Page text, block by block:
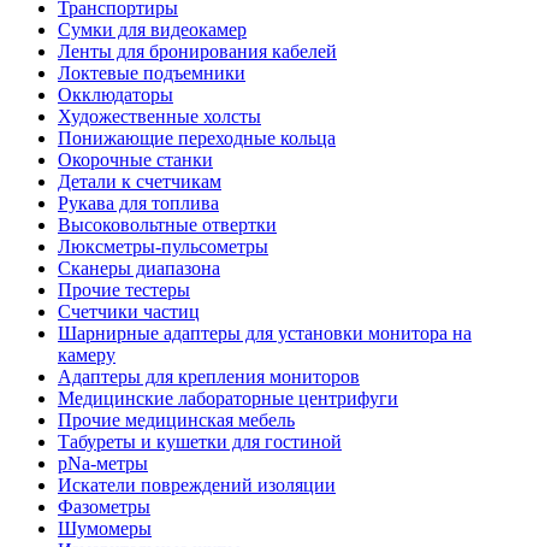
Транспортиры
Сумки для видеокамер
Ленты для бронирования кабелей
Локтевые подъемники
Окклюдаторы
Художественные холсты
Понижающие переходные кольца
Окорочные станки
Детали к счетчикам
Рукава для топлива
Высоковольтные отвертки
Люксметры-пульсометры
Сканеры диапазона
Прочие тестеры
Счетчики частиц
Шарнирные адаптеры для установки монитора на
камеру
Адаптеры для крепления мониторов
Медицинские лабораторные центрифуги
Прочие медицинская мебель
Табуреты и кушетки для гостиной
pNa-метры
Искатели повреждений изоляции
Фазометры
Шумомеры